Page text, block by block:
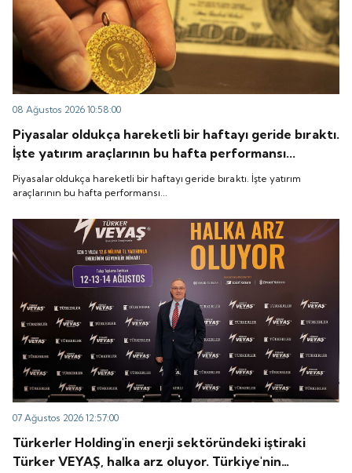
08 Ağustos 2026 10:58:00
Piyasalar oldukça hareketli bir haftayı geride bıraktı.
İşte yatırım araçlarının bu hafta performansı...
Piyasalar oldukça hareketli bir haftayı geride bıraktı. İşte yatırım
araçlarının bu hafta performansı...
07 Ağustos 2026 12:57:00
Türkerler Holding'in enerji sektöründeki iştiraki
Türker VEYAŞ, halka arz oluyor. Türkiye'nin